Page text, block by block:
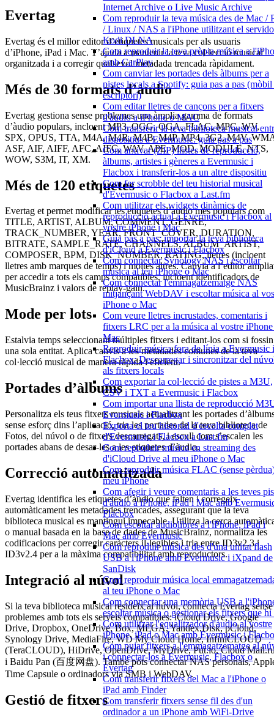
Internet Archive o Live Music Archive
Com reproduir la teva música des de Mac /
/ Linux / NAS a l'iPhone utilitzant el
Kodi DLNA
Com reproduir la teva pròpia música a
amb CarPlay
Com canviar les portades dels àlbums per a
pistes locals a Spotify: guia pas a pas
escriptori)
Com editar lletres de cançons per a fitxers
d'àudio a iPhone o MAC
Com transferir la teva biblioteca musical
dispositius a Evermusic: guia pas a pas
Com arxivar (ZIP) llistes de reproducció,
àlbums, artistes i gèneres a Evermusic i
Flacbox i transferir-los a un altre dispositiu
Com fer scrobble del teu historial musical
d'Evermusic o Flacbox a Last.fm
Com utilitzar els widgets dinàmics de
reproducció actual a Evermusic i Flacbox al
vostre iPhone i Mac
Guia pas a pas: importar la teva biblioteca
d'iCloud a Evermusic i Flacbox
Com connectar Synology NAS i escoltar
música al teu iPhone o Mac
Com connectar l'emmagatzematge NAS
mitjançant WebDAV i escoltar música al
iPhone o Mac
Com veure lletres incrustades, comentaris i
fitxers LRC per a la música al vostre
Mac
Reproduir música fora de línia a Evermusic i
Flacbox: Descarregar i sincronitzar del
als fitxers locals
Com exportar la col·lecció de pistes a M3U,
CSV i TXT a Evermusic i Flacbox
Com importar una llista de reproducció
Evermusic i Flacbox
Exporta el teu historial d'escolta complet
d'Evermusic i Flacbox a Last.fm
Com reproduir música en streaming des
d'iCloud Drive al meu iPhone o Mac
Com reproduir música FLAC (sense
meu iPhone
Com afegir i veure comentaris a les teves
d'àudio a iPhone, iPad i Mac amb
Flacbox
Com escoltar audiolibres a l'iPhone, iPad i
Mac amb Evermusic
Com reproduir música des d'una unitat flash
USB a l'iPhone amb Evermusic i iXpand de
SanDisk
Com reproduir música local
al teu iPhone o Mac
Com connectar una memòria USB a
escoltar música o gestionar els fitxers que hi
Com utilitzar l'equalitzador d'àudio al vostre
iPhone, iPad o Mac amb Evermusic i
Com pujar fitxers a l'emmagatzematge al
i connectar-los a Evermusic, Flacbox o
Evertag
Com transferir fitxers del Mac a l'iPhone o
iPad amb Finder
Com transferir fitxers sense fil des d'un
ordinador a un iPhone amb WiFi-Drive
Evertag
Evertag és el millor editor d’etiquetes musicals per als usuaris
d’iPhone, iPad i Mac. T’ajuda a mantenir la teva col·lecció musical
organitzada i a corregir qualsevol metadada trencada ràpidament.
Més de 30 formats d’àudio
Evertag gestiona sense problemes una àmplia gamma de formats
d’àudio populars, incloent MP3, OGG, OGA, FLAC, MPC, WV,
SPX, OPUS, TTA, M4A, M4R, M4B, M4P, MP4, 3G2, M4V,
ASF, AIF, AIFF, AFC, AIFC, WAV, APE, MOD, MODULE, NTS,
WOW, S3M, IT, XM.
Més de 120 etiquetes
Evertag et permet modificar les etiquetes d’àudio més populars com
TITLE, ARTIST, ALBUM, COMMENT, GENRE,
TRACK_NUMBER, YEAR, FRONT_COVER, DURATION,
BITRATE, SAMPLE_RATE, CHANNELS, ALBUM_ARTIST,
COMPOSER, BPM, DISK_NUMBER, RATING, lletres (incloent
lletres amb marques de temps) i moltes altres. Canvia a l’editor
per accedir a tots els camps compatibles, incloent identificadors de
MusicBrainz i valors de replay-gain.
Mode per lots
Estalvia temps seleccionant múltiples fitxers i editant-los com si fossin
una sola entitat. Aplica canvis a les metadades comunes de la teva
col·lecció musical de manera ràpida i eficient.
Portades d’àlbums
Personalitza els teus fitxers musicals actualitzant les portades
sense esforç dins l’aplicació, tria les portades de la teva biblioteca de
Fotos, del núvol o de fitxers descarregats, i escull com s’escalen les
portades abans de desar-les a les etiquetes d’àudio.
Correcció automatitzada
Evertag identifica les etiquetes d’àudio que falten i corregeix
automàticament les metadades trencades, assegurant que la teva
biblioteca musical es mantingui impecable. Utilitza la cerca
o manual basada en la base de dades de MusicBrainz, normalitza les
codificacions per corregir caràcters il·legibles i tria entre ID3v2.3 i
ID3v2.4 per a la màxima compatibilitat amb reproductors.
Integració al núvol
Si la teva biblioteca musical resideix al núvol, connecta Evertag sense
problemes amb tots els serveis compatibles: iCloud Drive, Google
Drive, Dropbox, OneDrive, Box, MEGA, Yandex.Disk, pCloud,
Synology Drive, MediaFire, WD My Cloud Home, InfiniCLOUD
(TeraCLOUD), HiDrive, OpenDrive, MyDrive, Put.io, Cloud
i Baidu Pan (百度网盘). També pots connectar NAS personals,
Time Capsule o ordinadors via SMB i WebDAV.
Gestió de fitxers